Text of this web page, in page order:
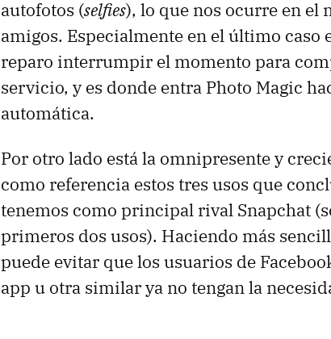
autofotos (selfies), lo que nos ocurre en el
amigos. Especialmente en el último caso
reparo interrumpir el momento para
servicio, y es donde entra Photo Magic
automática.
Por otro lado está la omnipresente y
como referencia estos tres usos que
tenemos como principal rival Snapchat
primeros dos usos). Haciendo más
puede evitar que los usuarios de
app u otra similar ya no tengan la